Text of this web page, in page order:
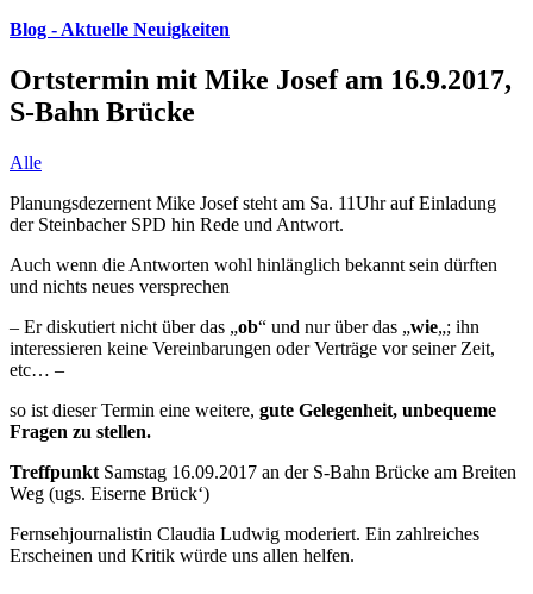
Blog - Aktuelle Neuigkeiten
Ortstermin mit Mike Josef am 16.9.2017,
S-Bahn Brücke
Alle
Planungsdezernent Mike Josef steht am Sa. 11Uhr auf Einladung
der Steinbacher SPD hin Rede und Antwort.
Auch wenn die Antworten wohl hinlänglich bekannt sein dürften
und nichts neues versprechen
– Er diskutiert nicht über das „ob“ und nur über das „wie„; ihn
interessieren keine Vereinbarungen oder Verträge vor seiner Zeit,
etc… –
so ist dieser Termin eine weitere, gute Gelegenheit, unbequeme
Fragen zu stellen.
Treffpunkt Samstag 16.09.2017 an der S-Bahn Brücke am Breiten
Weg (ugs. Eiserne Brück‘)
Fernsehjournalistin Claudia Ludwig moderiert. Ein zahlreiches
Erscheinen und Kritik würde uns allen helfen.